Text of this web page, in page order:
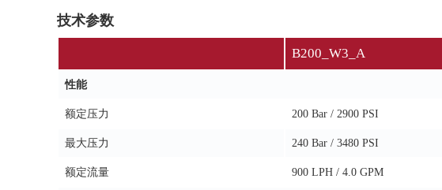
技术参数
B200_W3_A
性能
额定压力 200 Bar / 2900 PSI
最大压力 240 Bar / 3480 PSI
额定流量 900 LPH / 4.0 GPM